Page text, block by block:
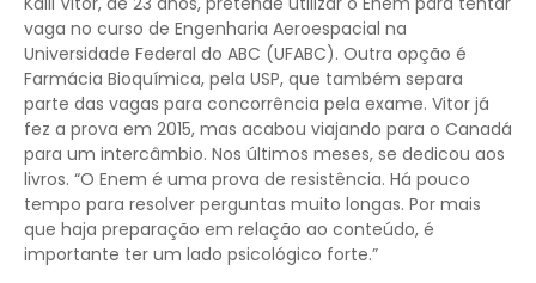
vaga no curso de Engenharia Aeroespacial na
Universidade Federal do ABC (UFABC). Outra opção é
Farmácia Bioquímica, pela USP, que também separa
parte das vagas para concorrência pela exame. Vitor já
fez a prova em 2015, mas acabou viajando para o Canadá
para um intercâmbio. Nos últimos meses, se dedicou aos
livros. “O Enem é uma prova de resistência. Há pouco
tempo para resolver perguntas muito longas. Por mais
que haja preparação em relação ao conteúdo, é
importante ter um lado psicológico forte.”